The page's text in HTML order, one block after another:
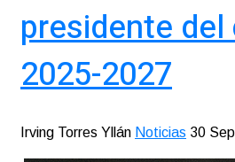
presidente del
2025-2027
Irving Torres Yllán Noticias 30